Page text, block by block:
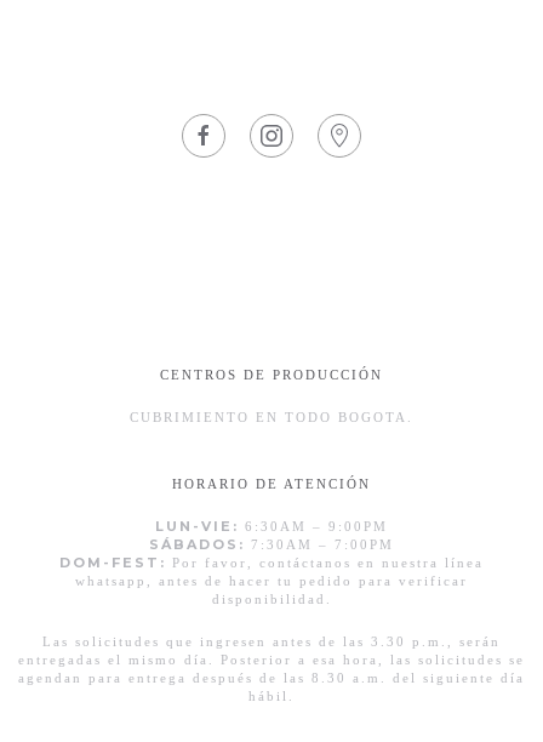
CENTROS DE PRODUCCIÓN
CUBRIMIENTO EN TODO BOGOTA.
HORARIO DE ATENCIÓN
LUN-VIE: 6:30AM – 9:00PM
SÁBADOS: 7:30AM – 7:00PM
DOM-FEST:
Por favor, contáctanos en nuestra línea
whatsapp, antes de hacer tu pedido para verificar
disponibilidad.
Las solicitudes que ingresen antes de las 3.30 p.m., serán
entregadas el mismo día. Posterior a esa hora, las solicitudes se
agendan para entrega después de las 8.30 a.m. del siguiente día
hábil.